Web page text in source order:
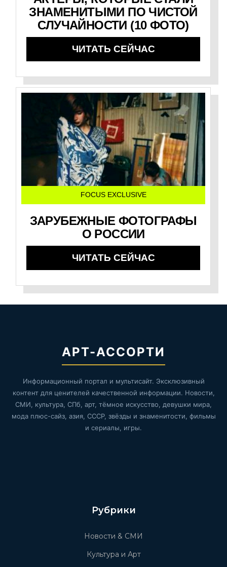
ЗНАМЕНИТЫМИ ПО ЧИСТОЙ
СЛУЧАЙНОСТИ (10 ФОТО)
ЧИТАТЬ СЕЙЧАС
FOCUS EXCLUSIVE
ЗАРУБЕЖНЫЕ ФОТОГРАФЫ
О РОССИИ
ЧИТАТЬ СЕЙЧАС
АРТ-АССОРТИ
Информационный портал и мультисайт. Эксклюзивный
контент для ценителей качественной информации. Новости,
СМИ, культура, СПб, арт, тёмное искусство, девушки мира,
мода плюс-сайз, азия, СССР, звёзды и знаменитости, фильмы
и сериалы, игры.
Рубрики
Новости & СМИ
Культура и Арт